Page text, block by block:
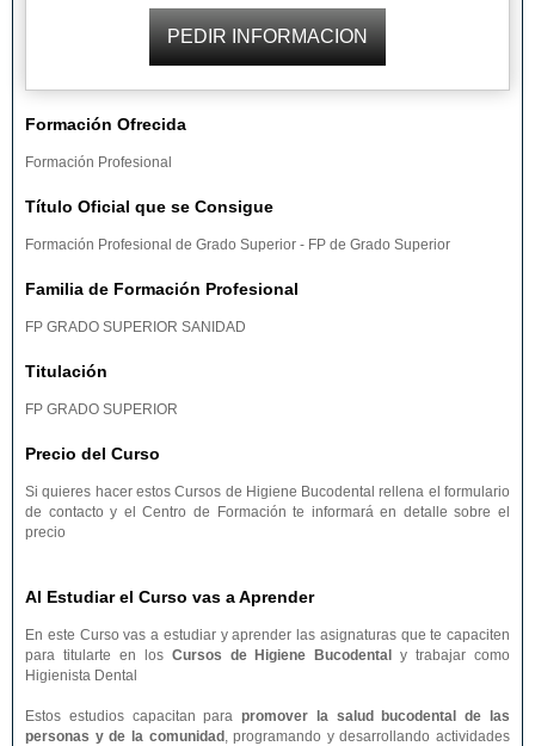
Formación Ofrecida
Formación Profesional
Título Oficial que se Consigue
Formación Profesional de Grado Superior - FP de Grado Superior
Familia de Formación Profesional
FP GRADO SUPERIOR SANIDAD
Titulación
FP GRADO SUPERIOR
Precio del Curso
Si quieres hacer estos Cursos de Higiene Bucodental rellena el formulario
de contacto y el Centro de Formación te informará en detalle sobre el
precio
Al Estudiar el Curso vas a Aprender
En este Curso vas a estudiar y aprender las asignaturas que te capaciten
para titularte en los Cursos de Higiene Bucodental
y trabajar como
Higienista Dental
Estos estudios capacitan parapromover la salud bucodental de las
personas y de la comunidad , programando y desarrollando actividades